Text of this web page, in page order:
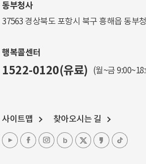
동부청사
37563 경상북도 포항시 북구 흥해읍 동부
행복콜센터
1522-0120(유료) (월~금
사이트맵 찾아오시는 길